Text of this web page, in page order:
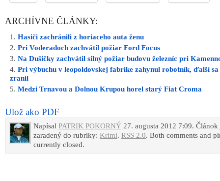
ARCHÍVNE ČLÁNKY:
Hasiči zachránili z horiaceho auta ženu
Pri Voderadoch zachvátil požiar Ford Focus
Na Dušičky zachvátil silný požiar budovu železníc pri
Pri výbuchu v leopoldovskej fabrike zahynul robotník, ďalší
zranil
Medzi Trnavou a Dolnou Krupou horel starý Fiat Croma
Ulož ako PDF
Napísal PATRIK POKORNÝ 27. augusta 2012 7:09. Článok
zaradený do rubriky: Krimi. RSS 2.0. Both comments and
currently closed.